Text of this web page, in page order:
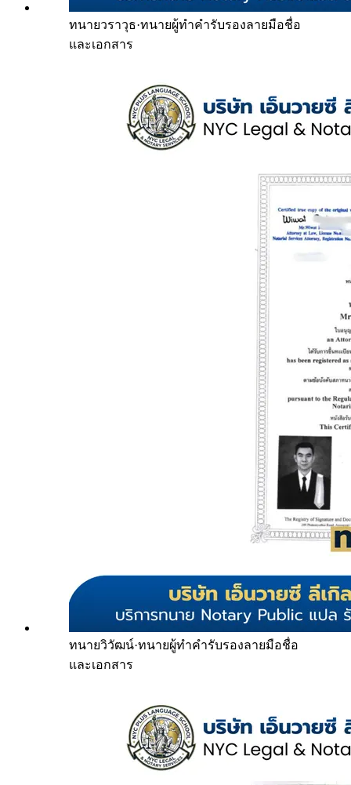
ทนายวราวุธ·ทนายผู้ทำคำรับรองลายมือชื่อ
และเอกสาร
ทนายวิวัฒน์·ทนายผู้ทำคำรับรองลายมือชื่อ
และเอกสาร